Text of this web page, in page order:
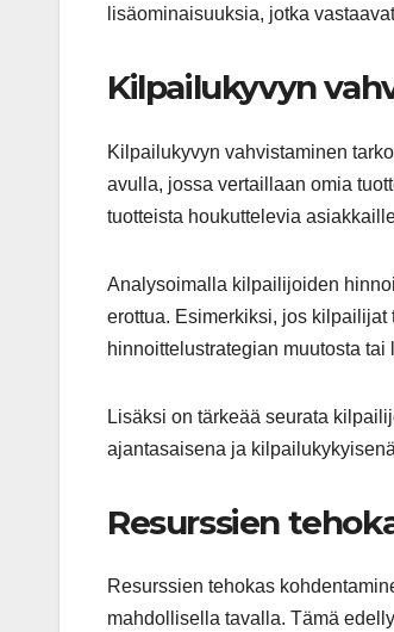
lisäominaisuuksia, jotka
Kilpailukyvyn
Kilpailukyvyn vahvistaminen
avulla, jossa vertaillaan omia
tuotteista houkuttelevia
Analysoimalla kilpailijoiden
erottua. Esimerkiksi, jos
hinnoittelustrategian muutosta tai
Lisäksi on tärkeää seurata
ajantasaisena ja
Resurssien
Resurssien tehokas
mahdollisella tavalla. Tämä